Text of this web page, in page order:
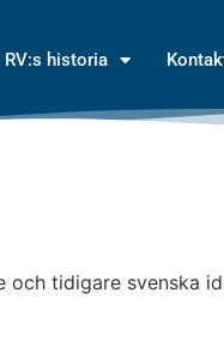
RV:s historia
tidigare svenska